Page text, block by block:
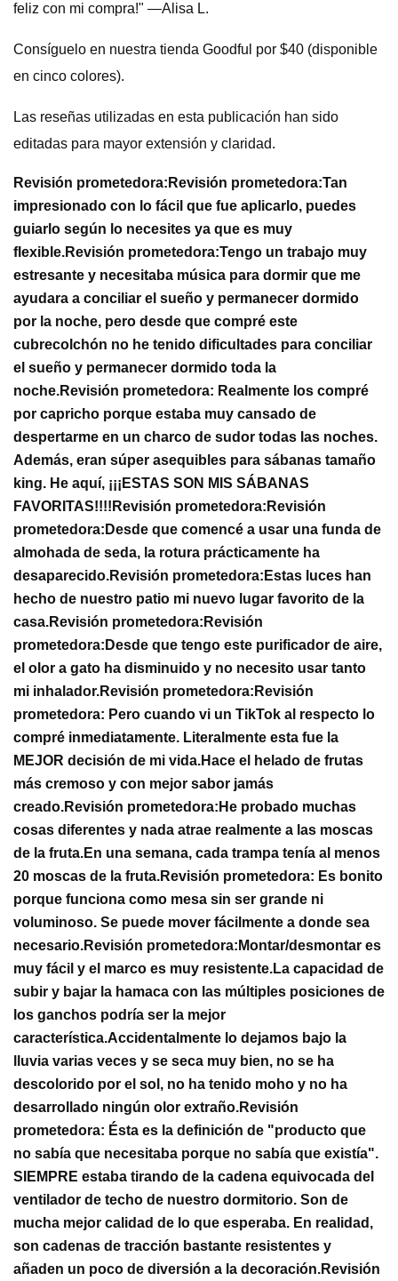
feliz con mi compra!" —Alisa L.
Consíguelo en nuestra tienda Goodful por $40 (disponible
en cinco colores).
Las reseñas utilizadas en esta publicación han sido
editadas para mayor extensión y claridad.
Revisión prometedora: Revisión prometedora:Tan
impresionado con lo fácil que fue aplicarlo, puedes
guiarlo según lo necesites ya que es muy
flexible.Revisión prometedora:Tengo un trabajo muy
estresante y necesitaba música para dormir que me
ayudara a conciliar el sueño y permanecer dormido
por la noche, pero desde que compré este
cubrecolchón no he tenido dificultades para conciliar
el sueño y permanecer dormido toda la
noche.Revisión prometedora: Realmente los compré
por capricho porque estaba muy cansado de
despertarme en un charco de sudor todas las noches.
Además, eran súper asequibles para sábanas tamaño
king. He aquí, ¡¡¡ESTAS SON MIS SÁBANAS
FAVORITAS!!!! Revisión prometedora: Revisión
prometedora: Desde que comencé a usar una funda de
almohada de seda, la rotura prácticamente ha
desaparecido.Revisión prometedora: Estas luces han
hecho de nuestro patio mi nuevo lugar favorito de la
casa.Revisión prometedora: Revisión
prometedora: Desde que tengo este purificador de aire,
el olor a gato ha disminuido y no necesito usar tanto
mi inhalador.Revisión prometedora: Revisión
prometedora: Pero cuando vi un TikTok al respecto lo
compré inmediatamente. Literalmente esta fue la
MEJOR decisión de mi vida.Hace el helado de frutas
más cremoso y con mejor sabor jamás
creado.Revisión prometedora: He probado muchas
cosas diferentes y nada atrae realmente a las moscas
de la fruta.En una semana, cada trampa tenía al menos
20 moscas de la fruta.Revisión prometedora: Es bonito
porque funciona como mesa sin ser grande ni
voluminoso. Se puede mover fácilmente a donde sea
necesario.Revisión prometedora: Montar/desmontar es
muy fácil y el marco es muy resistente.La capacidad de
subir y bajar la hamaca con las múltiples posiciones de
los ganchos podría ser la mejor
característica.Accidentalmente lo dejamos bajo la
lluvia varias veces y se seca muy bien, no se ha
descolorido por el sol, no ha tenido moho y no ha
desarrollado ningún olor extraño.Revisión
prometedora: Ésta es la definición de "producto que
no sabía que necesitaba porque no sabía que existía".
SIEMPRE estaba tirando de la cadena equivocada del
ventilador de techo de nuestro dormitorio. Son de
mucha mejor calidad de lo que esperaba. En realidad,
son cadenas de tracción bastante resistentes y
añaden un poco de diversión a la decoración.Revisión